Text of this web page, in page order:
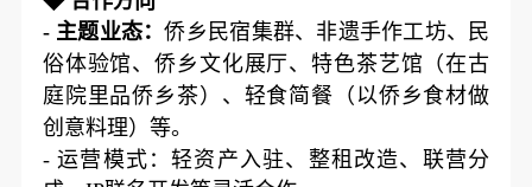
- 主题业态：侨乡民宿集群、非遗手作工坊、民
俗体验馆、侨乡文化展厅、特色茶艺馆（在古
庭院里品侨乡茶）、轻食简餐（以侨乡食材做
创意料理）等。
- 运营模式：轻资产入驻、整租改造、联营分